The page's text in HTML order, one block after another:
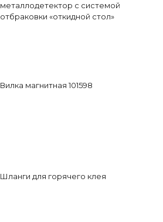
металлодетектор с системой
отбраковки «откидной стол»
Вилка магнитная 101598
Шланги для горячего клея